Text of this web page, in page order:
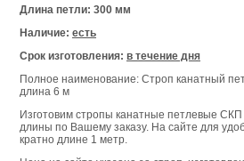
Длина петли: 300 мм
Наличие: есть
Срок изготовления: в течение дня
Полное наименование: Строп канатный
длина 6 м
Изготовим стропы канатные петлевые СКП
длины по Вашему заказу. На сайте для
кратно длине 1 метр.